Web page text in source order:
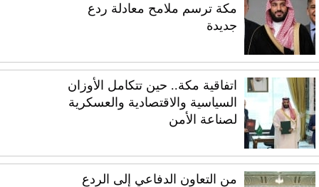
مكة ترسم ملامح معادلة ردع
جديدة
اتفاقية مكة.. حين تتكامل الأوزان
السياسية والاقتصادية والعسكرية
لصناعة الأمن
من التعاون الدفاعي إلى الردع